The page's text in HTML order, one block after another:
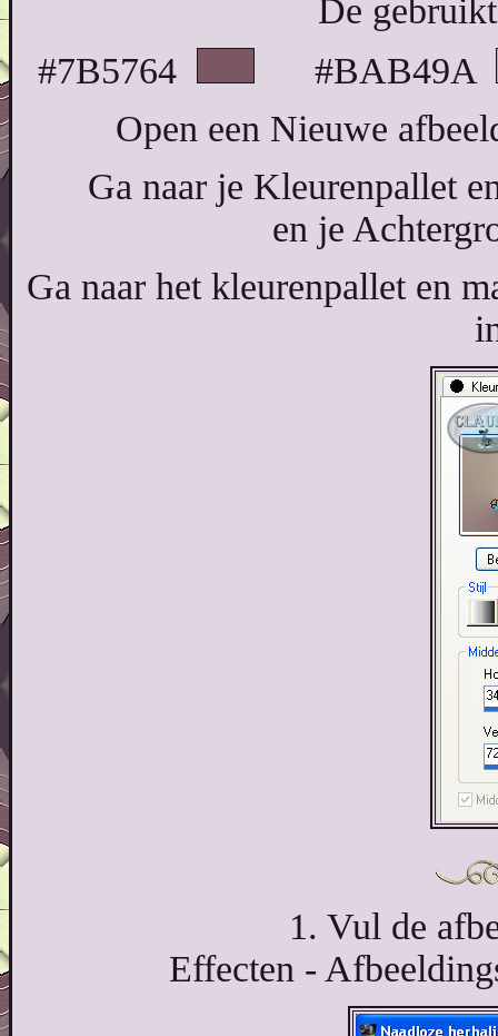
De
#7B5764
#BAB49A
Open een Nieuwe
Ga naar je Kleurenpallet
en je
Ga naar het kleurenpallet en
1. Vul de
Effecten -